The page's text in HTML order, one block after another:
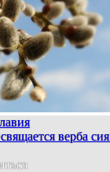
верба